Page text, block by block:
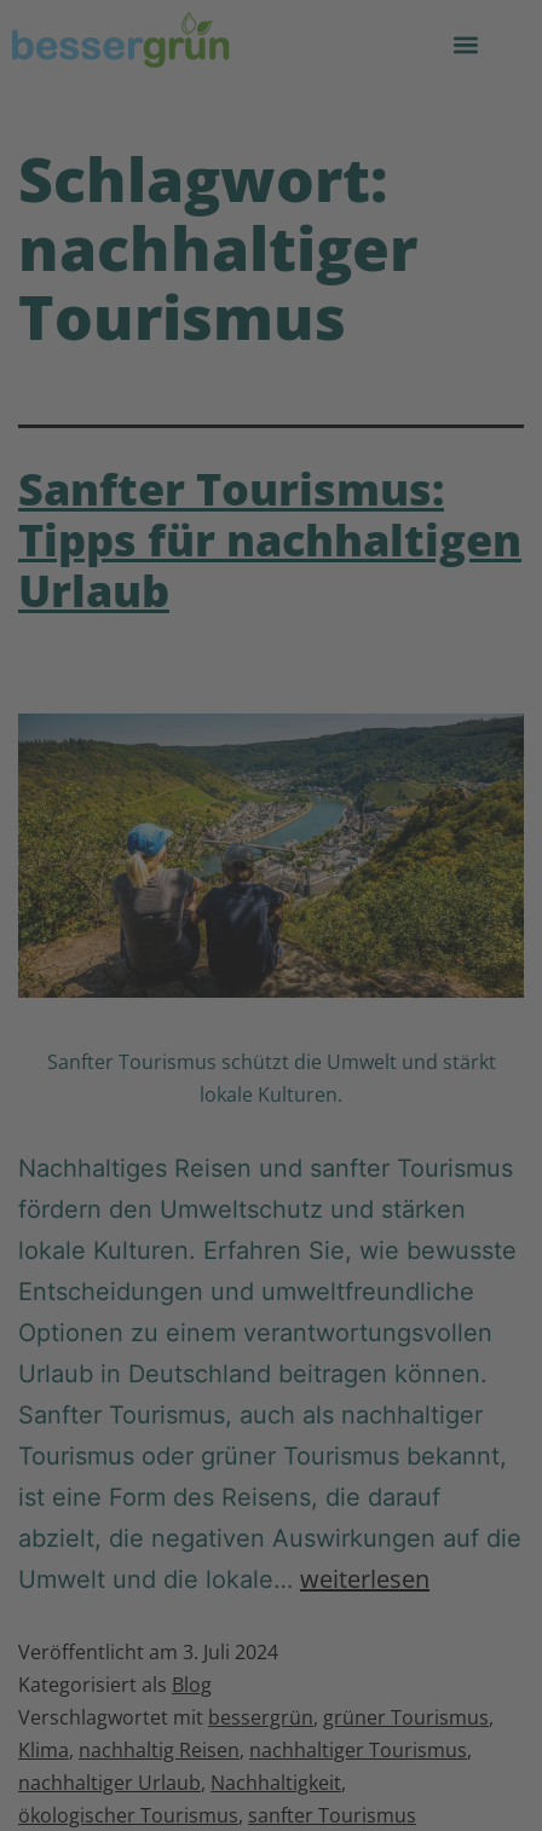
Schlagwort:
nachhaltiger
Tourismus
Sanfter Tourismus:
Tipps für nachhaltigen
Urlaub
Sanfter Tourismus schützt die Umwelt und stärkt
lokale Kulturen.
Nachhaltiges Reisen und sanfter Tourismus
fördern den Umweltschutz und stärken
lokale Kulturen. Erfahren Sie, wie bewusste
Entscheidungen und umweltfreundliche
Optionen zu einem verantwortungsvollen
Urlaub in Deutschland beitragen können.
Sanfter Tourismus, auch als nachhaltiger
Tourismus oder grüner Tourismus bekannt,
ist eine Form des Reisens, die darauf
abzielt, die negativen Auswirkungen auf die
Umwelt und die lokale… weiterlesen
Veröffentlicht am 3. Juli 2024
Kategorisiert als Blog
Verschlagwortet mit bessergrün, grüner Tourismus,
Klima, nachhaltig Reisen, nachhaltiger Tourismus,
nachhaltiger Urlaub, Nachhaltigkeit,
ökologischer Tourismus, sanfter Tourismus